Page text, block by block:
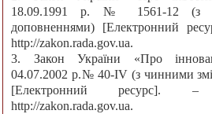
18.09.1991 р. № 1561-12 (з
доповненнями) [Електронний
http://zakon.rada.gov.ua.
3. Закон України «Про
04.07.2002 р.№ 40-IV (з чинними
[Електронний ресурс].
http://zakon.rada.gov.ua.